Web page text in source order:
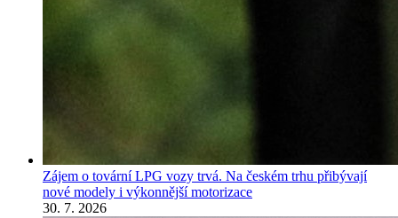
Zájem o tovární LPG vozy trvá. Na českém trhu přibývají
nové modely i výkonnější motorizace
30. 7. 2026